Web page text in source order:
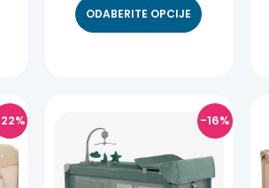
ODABERITE OPCIJE
-16%